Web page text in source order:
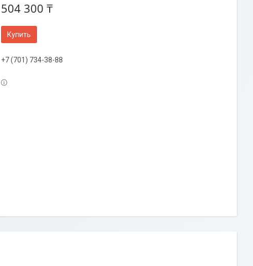
504 300 ₸
Купить
+7 (701) 734-38-88